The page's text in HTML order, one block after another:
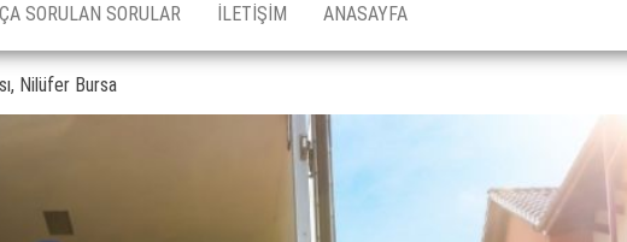
SORULAN SORULAR İLETIŞIM ANASAYFA
Nilüfer Bursa